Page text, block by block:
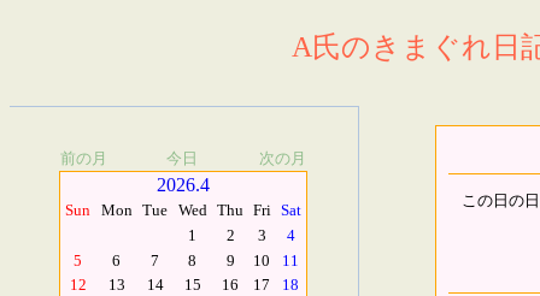
A氏のきまぐれ日
前の月 今日 次の月
2026.4
Sun Mon Tue Wed Thu Fri Sat
1
2 3
4
5
6 7 8 9 10
11
12
13 14 15 16 17
18
この日の